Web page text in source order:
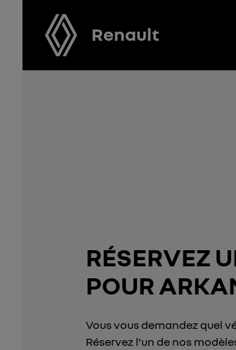
Renault
RÉSERVEZ
POUR
Vous vous demandez quel
Réservez l’un de nos